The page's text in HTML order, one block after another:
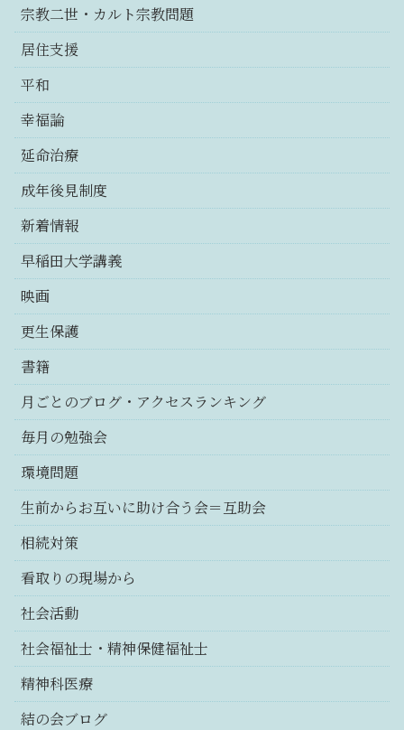
宗教二世・カルト宗教問題
居住支援
平和
幸福論
延命治療
成年後見制度
新着情報
早稲田大学講義
映画
更生保護
書籍
月ごとのブログ・アクセスランキング
毎月の勉強会
環境問題
生前からお互いに助け合う会＝互助会
相続対策
看取りの現場から
社会活動
社会福祉士・精神保健福祉士
精神科医療
結の会ブログ